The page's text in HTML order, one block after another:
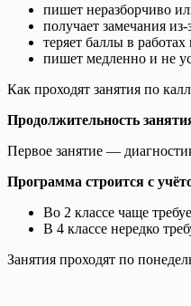
пишет неразборчиво
получает замечания из-
теряет баллы в
пишет медленно и не
Как проходят занятия по
Продолжительность
Первое занятие —
Программа строится с
Во 2 классе чаще
В 4 классе нередко
Занятия проходят по